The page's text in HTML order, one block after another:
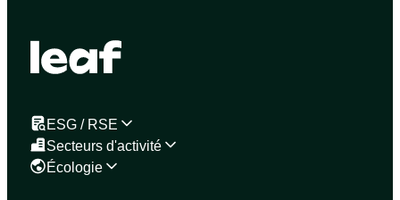
ESG / RSE
Secteurs d'activité
Écologie